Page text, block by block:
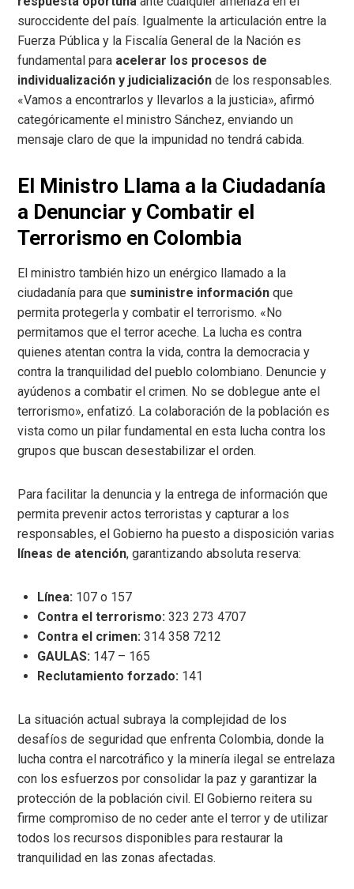
suroccidente del país. Igualmente la articulación entre la
Fuerza Pública y la Fiscalía General de la Nación es
fundamental para acelerar los procesos de
individualización y judicialización de los responsables.
«Vamos a encontrarlos y llevarlos a la justicia», afirmó
categóricamente el ministro Sánchez, enviando un
mensaje claro de que la impunidad no tendrá cabida.
El Ministro Llama a la Ciudadanía
a Denunciar y Combatir el
Terrorismo en Colombia
El ministro también hizo un enérgico llamado a la
ciudadanía para que suministre información que
permita protegerla y combatir el terrorismo. «No
permitamos que el terror aceche. La lucha es contra
quienes atentan contra la vida, contra la democracia y
contra la tranquilidad del pueblo colombiano. Denuncie y
ayúdenos a combatir el crimen. No se doblegue ante el
terrorismo», enfatizó. La colaboración de la población es
vista como un pilar fundamental en esta lucha contra los
grupos que buscan desestabilizar el orden.
Para facilitar la denuncia y la entrega de información que
permita prevenir actos terroristas y capturar a los
responsables, el Gobierno ha puesto a disposición varias
líneas de atención, garantizando absoluta reserva:
Línea: 107 o 157
Contra el terrorismo: 323 273 4707
Contra el crimen: 314 358 7212
GAULAS: 147 – 165
Reclutamiento forzado: 141
La situación actual subraya la complejidad de los
desafíos de seguridad que enfrenta Colombia, donde la
lucha contra el narcotráfico y la minería ilegal se entrelaza
con los esfuerzos por consolidar la paz y garantizar la
protección de la población civil. El Gobierno reitera su
firme compromiso de no ceder ante el terror y de utilizar
todos los recursos disponibles para restaurar la
tranquilidad en las zonas afectadas.